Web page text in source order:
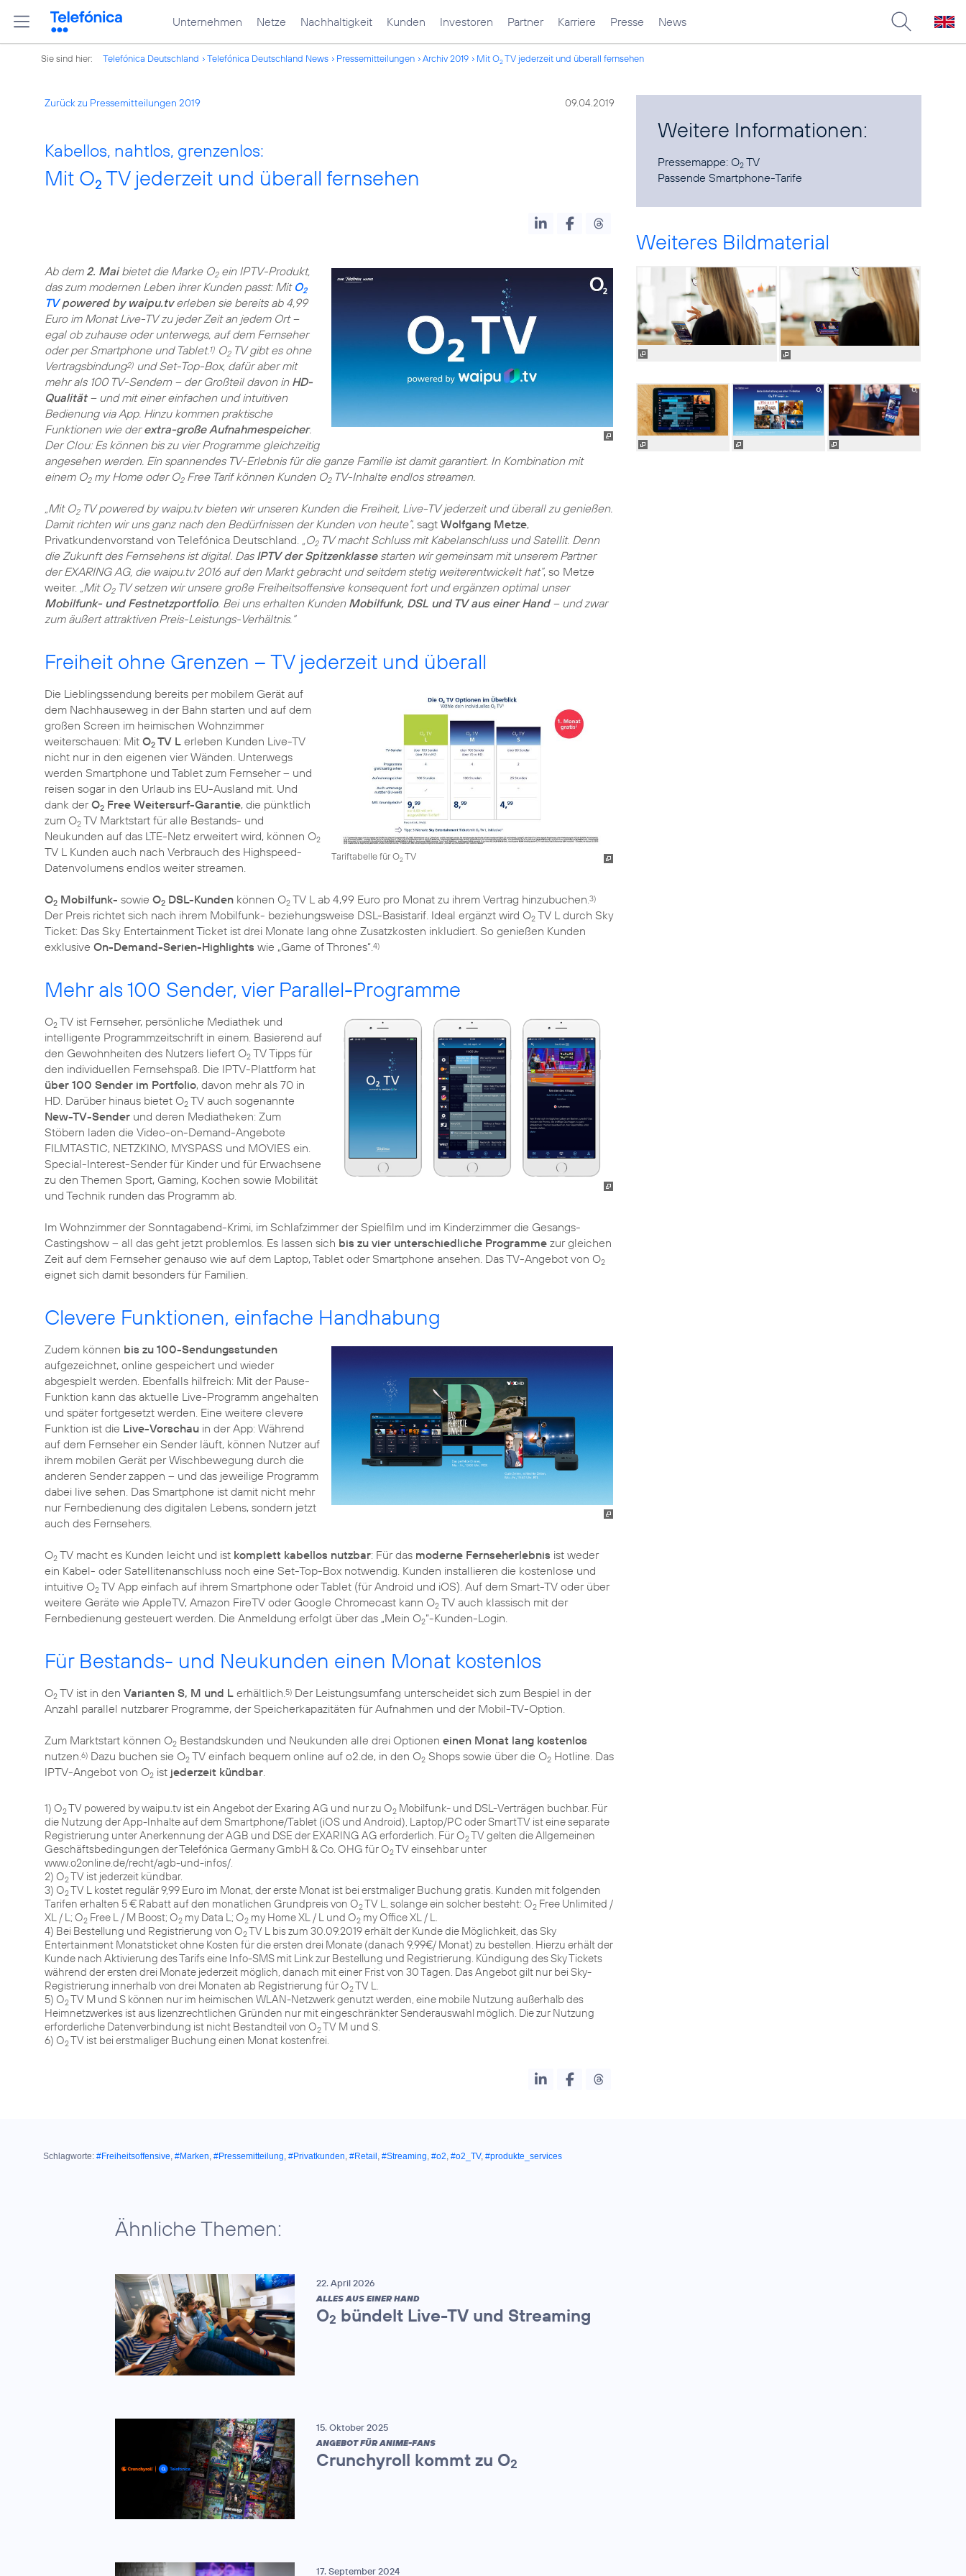
Unternehmen Netze Nachhaltigkeit Kunden Investoren Partner Karriere Presse News
Sie sind hier: Telefónica Deutschland Telefónica Deutschland News Pressemitteilungen Archiv 2019 Mit O2TV jederzeit und überall fernsehen
Zurück zu Pressemitteilungen 2019 09.04.2019
Kabellos, nahtlos, grenzenlos:
Mit O2 TV jederzeit und überall fernsehen
Ab dem 2. Maibietet die Marke O2ein IPTV-Produkt,
das zum modernen Leben ihrer Kunden passt: Mit O2
TVpowered by waipu.tverleben sie bereits ab 4,99
Euro im Monat Live-TV zu jeder Zeit an jedem Ort –
egal ob zuhause oder unterwegs, auf dem Fernseher
oder per Smartphone und Tablet.1) O2TV gibt es ohne
Vertragsbindung2) und Set-Top-Box, dafür aber mit
mehr als 100 TV-Sendern – der Großteil davon in HD-
Qualität– und mit einer einfachen und intuitiven
Bedienung via App. Hinzu kommen praktische
Funktionen wie derextra-große Aufnahmespeicher.
Der Clou: Es können bis zu vier Programme gleichzeitig
angesehen werden. Ein spannendes TV-Erlebnis für die ganze Familie ist damit garantiert. In Kombination mit
einem O2my Home oder O2Free Tarif können Kunden O2TV-Inhalte endlos streamen.
„Mit O2TV powered by waipu.tv bieten wir unseren Kunden die Freiheit, Live-TV jederzeit und überall zu genießen.
Damit richten wir uns ganz nach den Bedürfnissen der Kunden von heute“, sagt Wolfgang Metze,
Privatkundenvorstand von Telefónica Deutschland. „O2TV macht Schluss mit Kabelanschluss und Satellit. Denn
die Zukunft des Fernsehens ist digital. Das IPTV der Spitzenklassestarten wir gemeinsam mit unserem Partner
der EXARING AG, die waipu.tv 2016 auf den Markt gebracht und seitdem stetig weiterentwickelt hat“, so Metze
weiter. „Mit O2TV setzen wir unsere große Freiheitsoffensive konsequent fort und ergänzen optimal unser
Mobilfunk- und Festnetzportfolio. Bei uns erhalten Kunden Mobilfunk, DSL und TV aus einer Hand– und zwar
zum äußert attraktiven Preis-Leistungs-Verhältnis.“
Freiheit ohne Grenzen – TV jederzeit und überall
Tariftabelle für O2TV
Die Lieblingssendung bereits per mobilem Gerät auf
dem Nachhauseweg in der Bahn starten und auf dem
großen Screen im heimischen Wohnzimmer
weiterschauen: Mit O2 TV L erleben Kunden Live-TV
nicht nur in den eigenen vier Wänden. Unterwegs
werden Smartphone und Tablet zum Fernseher – und
reisen sogar in den Urlaub ins EU-Ausland mit. Und
dank derO2 Free Weitersurf-Garantie, die pünktlich
zum O2 TV Marktstart für alle Bestands- und
Neukunden auf das LTE-Netz erweitert wird, können O2
TV L Kunden auch nach Verbrauch des Highspeed-
Datenvolumens endlos weiter streamen.
O2 Mobilfunk- sowie O2 DSL-Kunden können O2 TV L ab 4,99 Euro pro Monat zu ihrem Vertrag hinzubuchen.3)
Der Preis richtet sich nach ihrem Mobilfunk- beziehungsweise DSL-Basistarif. Ideal ergänzt wird O2 TV L durch Sky
Ticket: Das Sky Entertainment Ticket ist drei Monate lang ohne Zusatzkosten inkludiert. So genießen Kunden
exklusive On-Demand-Serien-Highlights wie „Game of Thrones“.4)
Mehr als 100 Sender, vier Parallel-Programme
O2 TV ist Fernseher, persönliche Mediathek und
intelligente Programmzeitschrift in einem. Basierend auf
den Gewohnheiten des Nutzers liefert O2 TV Tipps für
den individuellen Fernsehspaß. Die IPTV-Plattform hat
über 100 Sender im Portfolio, davon mehr als 70 in
HD. Darüber hinaus bietet O2 TV auch sogenannte
New-TV-Sender und deren Mediatheken: Zum
Stöbern laden die Video-on-Demand-Angebote
FILMTASTIC, NETZKINO, MYSPASS und MOVIES ein.
Special-Interest-Sender für Kinder und für Erwachsene
zu den Themen Sport, Gaming, Kochen sowie Mobilität
und Technik runden das Programm ab.
Im Wohnzimmer der Sonntagabend-Krimi, im Schlafzimmer der Spielfilm und im Kinderzimmer die Gesangs-
Castingshow – all das geht jetzt problemlos. Es lassen sich bis zu vier unterschiedliche Programme zur gleichen
Zeit auf dem Fernseher genauso wie auf dem Laptop, Tablet oder Smartphone ansehen. Das TV-Angebot von O2
eignet sich damit besonders für Familien.
Clevere Funktionen, einfache Handhabung
Zudem können bis zu 100-Sendungsstunden
aufgezeichnet, online gespeichert und wieder
abgespielt werden. Ebenfalls hilfreich: Mit der Pause-
Funktion kann das aktuelle Live-Programm angehalten
und später fortgesetzt werden. Eine weitere clevere
Funktion ist die Live-Vorschau in der App: Während
auf dem Fernseher ein Sender läuft, können Nutzer auf
ihrem mobilen Gerät per Wischbewegung durch die
anderen Sender zappen – und das jeweilige Programm
dabei live sehen. Das Smartphone ist damit nicht mehr
nur Fernbedienung des digitalen Lebens, sondern jetzt
auch des Fernsehers.
O2 TV macht es Kunden leicht und ist komplett kabellos nutzbar: Für das moderne Fernseherlebnis ist weder
ein Kabel- oder Satellitenanschluss noch eine Set-Top-Box notwendig. Kunden installieren die kostenlose und
intuitive O2 TV App einfach auf ihrem Smartphone oder Tablet (für Android und iOS). Auf dem Smart-TV oder über
weitere Geräte wie AppleTV, Amazon FireTV oder Google Chromecast kann O2 TV auch klassisch mit der
Fernbedienung gesteuert werden. Die Anmeldung erfolgt über das „Mein O2“-Kunden-Login.
Für Bestands- und Neukunden einen Monat kostenlos
O2 TV ist in den Varianten S, M und L erhältlich.5) Der Leistungsumfang unterscheidet sich zum Bespiel in der
Anzahl parallel nutzbarer Programme, der Speicherkapazitäten für Aufnahmen und der Mobil-TV-Option.
Zum Marktstart können O2 Bestandskunden und Neukunden alle drei Optionen einen Monat lang kostenlos
nutzen.6) Dazu buchen sie O2 TV einfach bequem online auf o2.de, in den O2 Shops sowie über die O2 Hotline. Das
IPTV-Angebot von O2 ist jederzeit kündbar.
1) O2TV powered by waipu.tv ist ein Angebot der Exaring AG und nur zu O2 Mobilfunk- und DSL-Verträgen buchbar. Für
die Nutzung der App-Inhalte auf dem Smartphone/Tablet (iOS und Android), Laptop/PC oder SmartTV ist eine separate
Registrierung unter Anerkennung der AGB und DSE der EXARING AG erforderlich. Für O2TV gelten die Allgemeinen
Geschäftsbedingungen der Telefónica Germany GmbH & Co. OHG für O2TV einsehbar unter
www.o2online.de/recht/agb-und-infos/.
2) O2TV ist jederzeit kündbar.
3) O2TV L kostet regulär 9,99 Euro im Monat, der erste Monat ist bei erstmaliger Buchung gratis. Kunden mit folgenden
Tarifen erhalten 5 € Rabatt auf den monatlichen Grundpreis von O2TV L, solange ein solcher besteht: O2 Free Unlimited /
XL / L; O2 Free L / M Boost; O2 my Data L; O2 my Home XL / L und O2 my Office XL / L.
4) Bei Bestellung und Registrierung von O2TV L bis zum 30.09.2019 erhält der Kunde die Möglichkeit, das Sky
Entertainment Monatsticket ohne Kosten für die ersten drei Monate (danach 9,99€/ Monat) zu bestellen. Hierzu erhält der
Kunde nach Aktivierung des Tarifs eine Info-SMS mit Link zur Bestellung und Registrierung. Kündigung des Sky Tickets
während der ersten drei Monate jederzeit möglich, danach mit einer Frist von 30 Tagen. Das Angebot gilt nur bei Sky-
Registrierung innerhalb von drei Monaten ab Registrierung für O2TV L.
5) O2TV M und S können nur im heimischen WLAN-Netzwerk genutzt werden, eine mobile Nutzung außerhalb des
Heimnetzwerkes ist aus lizenzrechtlichen Gründen nur mit eingeschränkter Senderauswahl möglich. Die zur Nutzung
erforderliche Datenverbindung ist nicht Bestandteil von O2TV M und S.
6) O2TV ist bei erstmaliger Buchung einen Monat kostenfrei.
Weitere Informationen:
Pressemappe:O2 TV
Passende Smartphone-Tarife
Weiteres Bildmaterial
Schlagworte: #Freiheitsoffensive, #Marken, #Pressemitteilung, #Privatkunden, #Retail , #Streaming, #o2, #o2_TV, #produkte_services
Ähnliche Themen:
22. April 2026
ALLES AUS EINER HAND
O2 bündelt Live-TV und Streaming
15. Oktober 2025
ANGEBOT FÜR ANIME-FANS
Crunchyroll kommt zu O2
17. September 2024